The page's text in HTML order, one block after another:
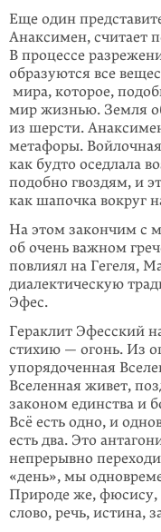
Еще один
Анаксимен, считает
В процессе
образуются все
мира, которое,
мир жизнью. Земля
из шерсти.
метафоры.
как будто оседлала
подобно гвоздям, и
как шапочка вокруг
На этом закончим с
об очень важном
повлиял на Гегеля,
диалектическую
Эфес.
Гераклит Эфесский
стихию — огонь. Из
упорядоченная
Вселенная живет,
законом единства и
Всё есть одно, и
есть два. Это
непрерывно
«день», мы
Природе же, фюсису,
слово, речь, истина,